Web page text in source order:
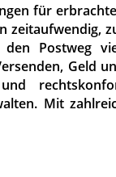
für
zeitaufwendig,
den Postweg
Geld
Mit
Heimarbeit